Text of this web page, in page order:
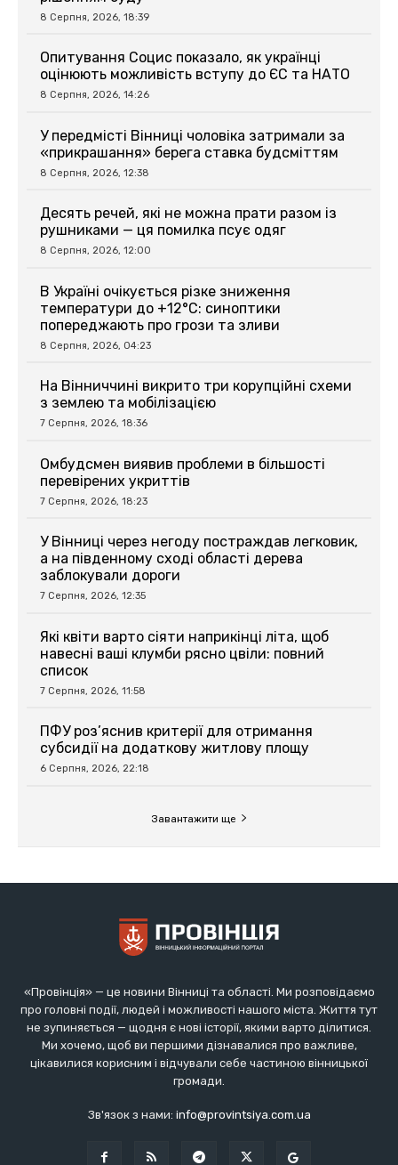
«Провінція» — це новини Вінниці та області. Ми розповідаємо
про головні події, людей і можливості нашого міста. Життя тут
не зупиняється — щодня є нові історії, якими варто ділитися.
Ми хочемо, щоб ви першими дізнавалися про важливе,
цікавилися корисним і відчували себе частиною вінницької
громади.
Зв'язок з нами: info@provintsiya.com.ua